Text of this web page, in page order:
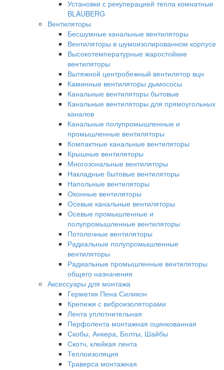
Установки с рекуперацией тепла комнатные
BLAUBERG
Вентиляторы
Бесшумные канальные вентиляторы
Вентиляторы в шумоизолированном корпусе
Высокотемпературные жаростойкие
вентиляторы
Вытяжной центробежный вентилятор вцн
Каминные вентиляторы дымососы
Канальные вентиляторы бытовые
Канальные вентиляторы для прямоугольных
каналов
Канальные полупромышленные и
промышленные вентиляторы
Компактные канальные вентиляторы
Крышные вентиляторы
Многозональные вентиляторы
Накладные бытовые вентиляторы
Напольные вентиляторы
Оконные вентиляторы
Осевые канальные вентиляторы
Осевые промышленные и
полупромышленные вентиляторы
Потолочные вентиляторы
Радиальные полупромышленные
вентиляторы
Радиальные промышленные вентиляторы
общего назначения
Аксессуары для монтажа
Герметик Пена Силикон
Крепежи с виброизоляторами
Лента уплотнительная
Перфолента монтажная оцинкованная
Скобы, Анкера, Болты, Шайбы
Скотч, клейкая лента
Теплоизоляция
Траверса монтажная